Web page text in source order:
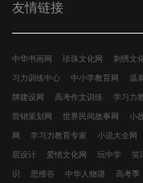
友情链接
中华书画网 珍珠文化网 刺绣文
习力训练中心 中小学教育网 温
牌建设网 高考作文训练 学习力
营销策划网 世界民间故事网 小
网 学习力教育专家 小说大全网
层设计 爱情文化网 玩中学 笑
识 思维谷 中华人物谱 高考季